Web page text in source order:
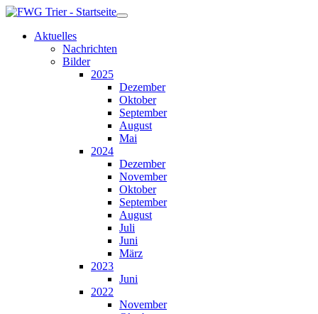
Aktuelles
Nachrichten
Bilder
2025
Dezember
Oktober
September
August
Mai
2024
Dezember
November
Oktober
September
August
Juli
Juni
März
2023
Juni
2022
November